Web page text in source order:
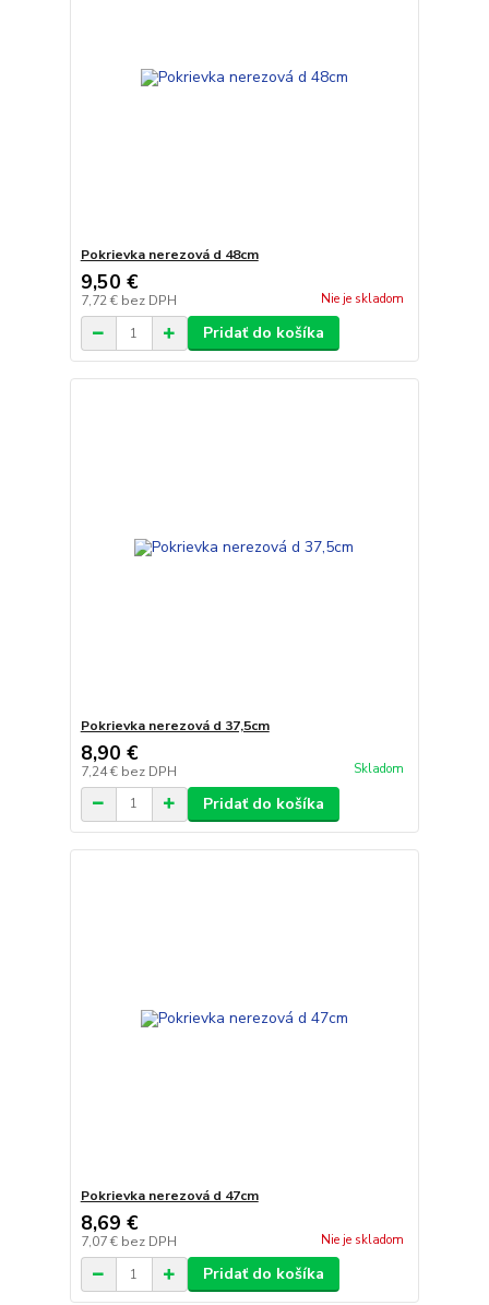
Pokrievka nerezová d 48cm
9,50 €
7,72 € bez DPH Nie je skladom
Pridať do košíka
Pokrievka nerezová d 37,5cm
8,90 €
7,24 € bez DPH Skladom
Pridať do košíka
Pokrievka nerezová d 47cm
8,69 €
7,07 € bez DPH Nie je skladom
Pridať do košíka